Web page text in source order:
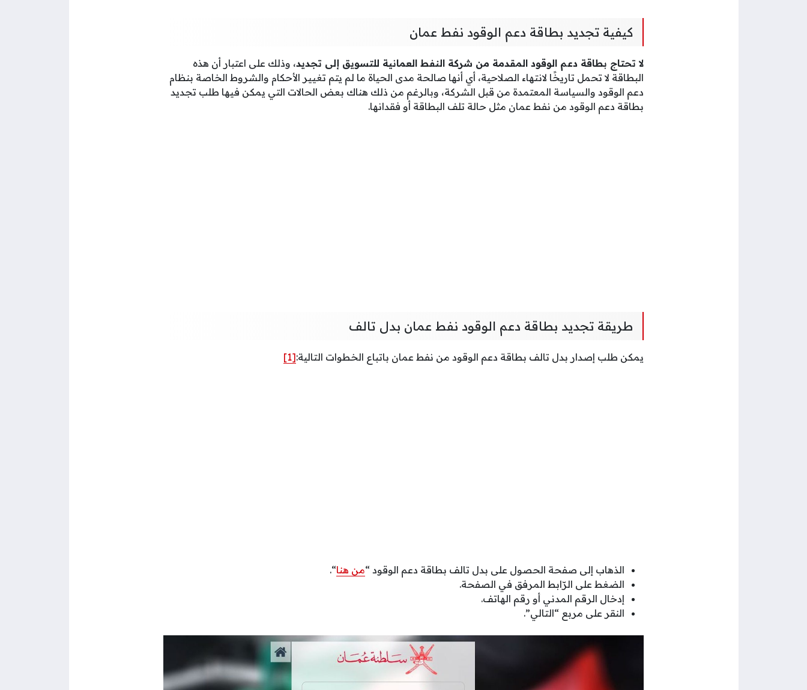
كيفية تجديد بطاقة دعم الوقود نفط عمان
لا تحتاج بطاقة دعم الوقود المقدمة من شركة النفط العمانية للتسويق إلى تجديد، وذلك على اعتبار أن هذه
البطاقة لا تحمل تاريخًا لانتهاء الصلاحية، أي أنها صالحة مدى الحياة ما لم يتم تغيير الأحكام والشروط الخاصة بنظام
دعم الوقود والسياسة المعتمدة من قبل الشركة، وبالرغم من ذلك هناك بعض الحالات التي يمكن فيها طلب تجديد
بطاقة دعم الوقود من نفط عمان مثل حالة تلف البطاقة أو فقدانها.
طريقة تجديد بطاقة دعم الوقود نفط عمان بدل تالف
يمكن طلب إصدار بدل تالف بطاقة دعم الوقود من نفط عمان باتباع الخطوات التالية:[1]
الذهاب إلى صفحة الحصول على بدل تالف بطاقة دعم الوقود “من هنا“.
الضغط على الرّابط المرفق في الصفحة.
إدخال الرقم المدني أو رقم الهاتف.
النقر على مربع “التالي”.